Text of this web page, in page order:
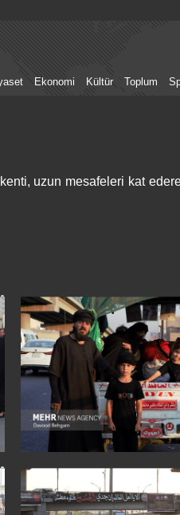
Ekonomi Kültür Toplum
uzun mesafeleri kat